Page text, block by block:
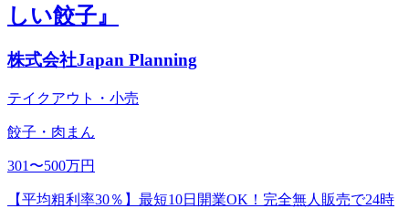
しい餃子』
株式会社Japan Planning
テイクアウト・小売
餃子・肉まん
301〜500万円
【平均粗利率30％】最短10日開業OK！完全無人販売で24時